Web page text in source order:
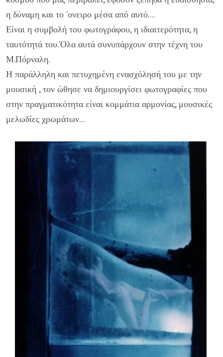
η δύναμη και το 'ονειρο μέσα από αυτό....
Είναι η συμβολή του φωτογράφου, η ιδιαιτερότητα, η
ταυτότητά του.'Ολα αυτά συνυπάρχουν στην τέχνη του
Μ.Πόρναλη.
Η παράλληλη και πετυχημένη ενασχόλησή του με την
μουσική , τον ώθησε να δημιουργίσει φωτογραφίες που
στην πραγματικότητα είναι κομμάτια αρμονίας, μουσικές
μελωδίες χρωμάτων...